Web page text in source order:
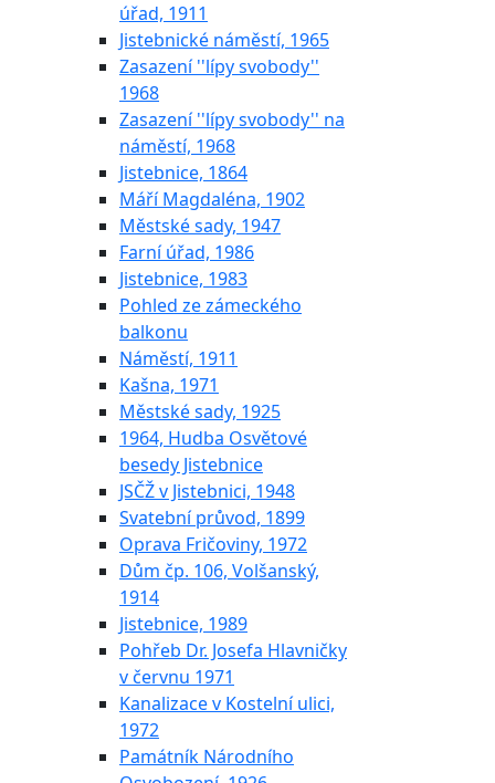
úřad, 1911
Jistebnické náměstí, 1965
Zasazení ''lípy svobody''
1968
Zasazení ''lípy svobody'' na
náměstí, 1968
Jistebnice, 1864
Máří Magdaléna, 1902
Městské sady, 1947
Farní úřad, 1986
Jistebnice, 1983
Pohled ze zámeckého
balkonu
Náměstí, 1911
Kašna, 1971
Městské sady, 1925
1964, Hudba Osvětové
besedy Jistebnice
JSČŽ v Jistebnici, 1948
Svatební průvod, 1899
Oprava Fričoviny, 1972
Dům čp. 106, Volšanský,
1914
Jistebnice, 1989
Pohřeb Dr. Josefa Hlavničky
v červnu 1971
Kanalizace v Kostelní ulici,
1972
Památník Národního